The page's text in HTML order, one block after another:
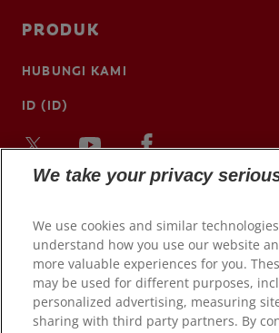
PRODUK
HUBUNGI KAMI
ID (ID)
We take your privacy
We use cookies and similar
understand how you use our website
more valuable experiences for you.
may be used for different purposes,
personalized advertising, measuring
sharing with third party partners. By